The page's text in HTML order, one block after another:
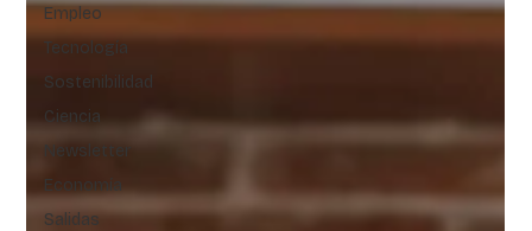
Empleo
Tecnología
Sostenibilidad
Ciencia
Newsletter
Economía
Salidas